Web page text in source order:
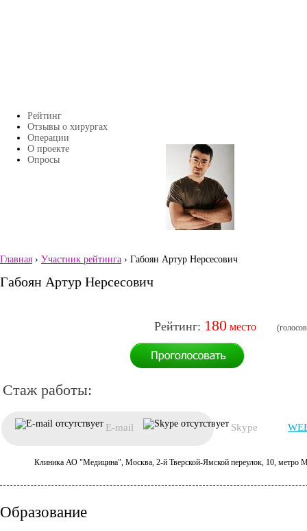
Главное меню
Рейтинг
Отзывы о хирургах
Операции
О проекте
Опросы
Страницы
Главная › Участник рейтинга › Габоян Артур Нерсесович
Габоян Артур Нерсесович
180
E-mail Skype
Клиника АО "Медицина", Москва, 2-й Тверской-Ямской переулок, 10, метро
Образование